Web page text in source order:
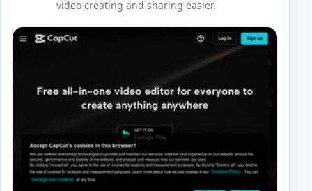
video creating and sharing easier.